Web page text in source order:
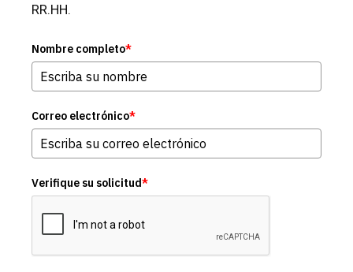
RR.HH.
Nombre completo*
Correo electrónico*
Verifique su solicitud*